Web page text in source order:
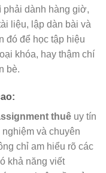
phải dành hàng giờ,
liệu, lập dàn bài và
đó để học tập hiệu
khóa, hay thậm chí
bè.
thuê uy tín
và chuyên
chỉ am hiểu rõ các
khả năng viết